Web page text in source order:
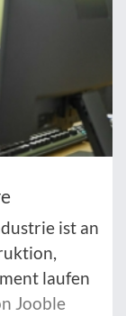
ist an
laufen
Jooble